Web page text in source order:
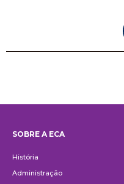
SOBRE A ECA
História
Administração